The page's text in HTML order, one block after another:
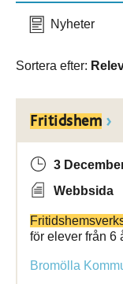
Nyheter
Sortera efter:
Fritidshem
3
Webbsida
för elever från 6
Bromölla